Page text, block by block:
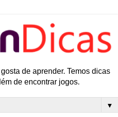
de aprender. Temos dicas
de encontrar jogos.
▼